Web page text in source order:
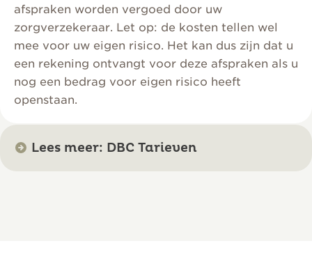
afspraken worden vergoed door uw
zorgverzekeraar. Let op: de kosten tellen wel
mee voor uw eigen risico. Het kan dus zijn dat u
een rekening ontvangt voor deze afspraken als u
nog een bedrag voor eigen risico heeft
openstaan.
Lees meer: DBC Tarieven